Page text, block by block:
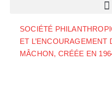
SOCIÉTÉ
ET L’ENCOURAGEMENT
MÂCHON, CRÉÉE EN